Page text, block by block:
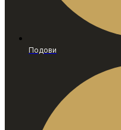
Подови